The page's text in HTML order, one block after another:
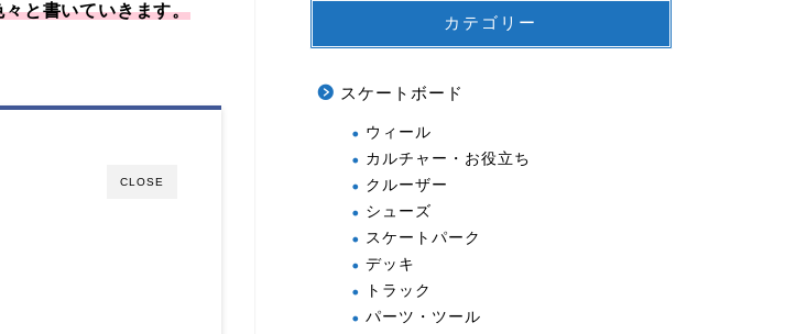
と書いていきます。
CLOSE
カテゴリー
スケートボード
ウィール
カルチャー・お役立ち
クルーザー
シューズ
スケートパーク
デッキ
トラック
パーツ・ツール